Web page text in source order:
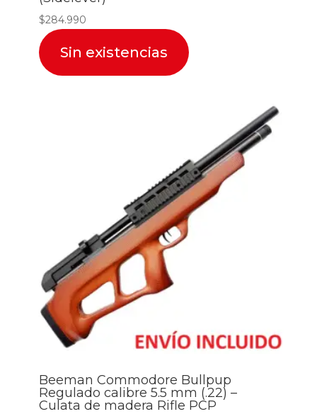
$284.990
Sin existencias
Beeman Commodore Bullpup
Regulado calibre 5.5 mm (.22) –
Culata de madera Rifle PCP